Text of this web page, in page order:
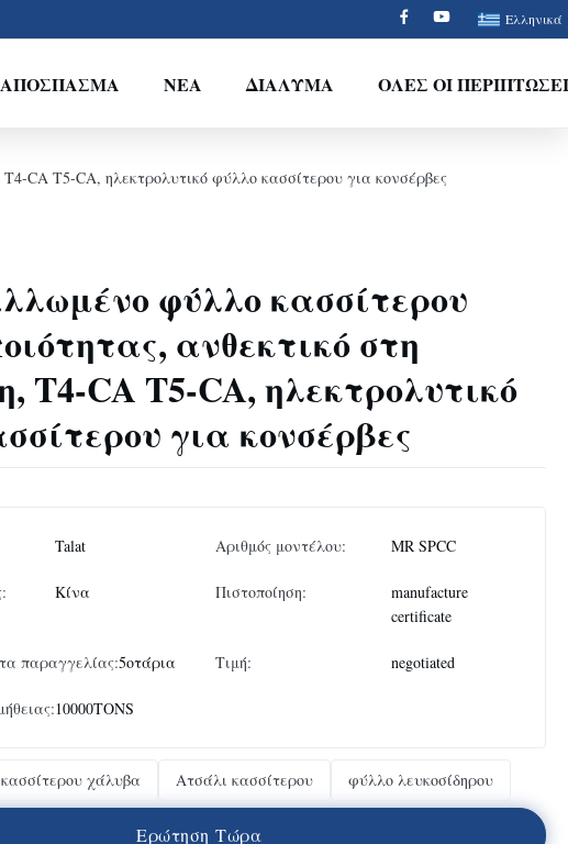
Ελληνικά
ΝΈΑ ΔΙΆΛΥΜΑ ΌΛΕΣ ΟΙ
CA T5-CA, ηλεκτρολυτικό φύλλο κασσίτερου για κονσέρβες
φύλλο κασσίτερου
ανθεκτικό στη
T4-CA T5-CA, ηλεκτρολυτικό
για κονσέρβες
Talat Αριθμός μοντέλου: MR SPCC
Κίνα Πιστοποίηση:
manufacture
certificate
παραγγελίας:5οτάρια Τιμή: negotiated
10000TONS
χάλυβα Ατσάλι κασσίτερου φύλλο λευκοσίδηρου
Ερώτηση Τώρα